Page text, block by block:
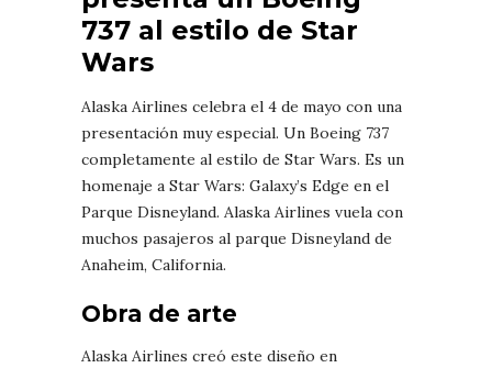
737 al estilo de Star
Wars
Alaska Airlines celebra el 4 de mayo con una
presentación muy especial. Un Boeing 737
completamente al estilo de Star Wars. Es un
homenaje a Star Wars: Galaxy’s Edge en el
Parque Disneyland. Alaska Airlines vuela con
muchos pasajeros al parque Disneyland de
Anaheim, California.
Obra de arte
Alaska Airlines creó este diseño en